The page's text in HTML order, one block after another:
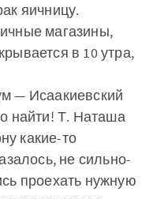
яичницу.
магазины,
в 10 утра,
— Исаакиевский
найти! Т. Наташа
какие-то
не сильно-
проехать нужную